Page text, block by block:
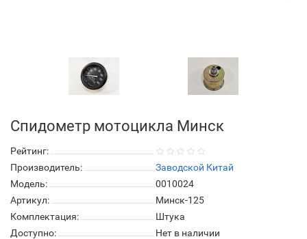
Спидометр мотоцикла Минск
Рейтинг:
Производитель:
Заводской Китай
Модель:
0010024
Артикул:
Минск-125
Комплектация:
Штука
Доступно:
Нет в наличии